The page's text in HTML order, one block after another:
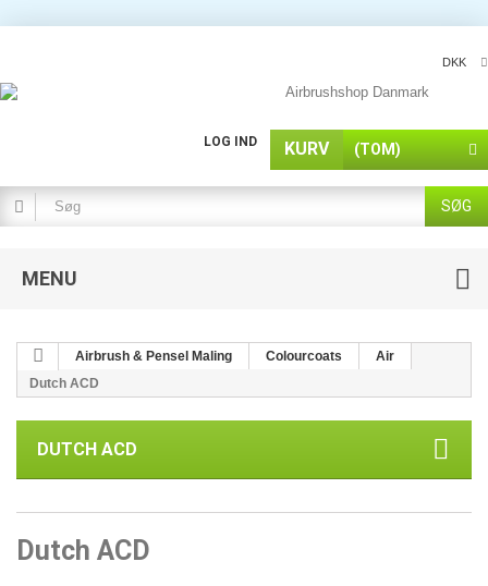
DKK
KURV (TOM)
LOG IND
SØG
MENU
Airbrush & Pensel Maling Colourcoats
Air
Dutch ACD
DUTCH ACD
Dutch ACD